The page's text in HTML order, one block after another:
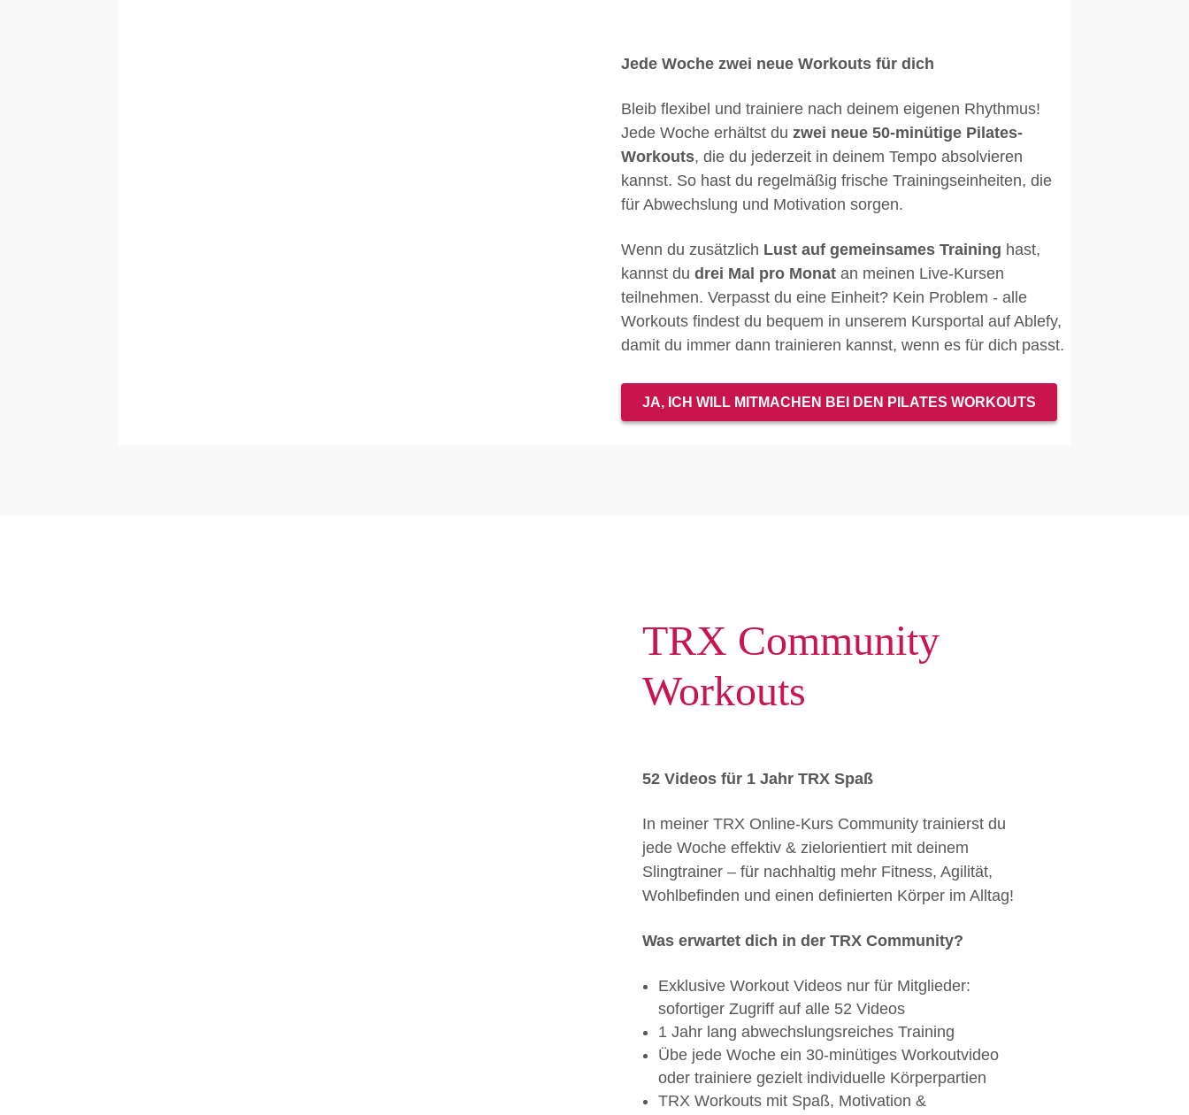
Jede Woche zwei neue Workouts für dich
Bleib flexibel und trainiere nach deinem eigenen Rhythmus!
Jede Woche erhältst du zwei neue 50-minütige Pilates-
Workouts, die du jederzeit in deinem Tempo absolvieren
kannst. So hast du regelmäßig frische Trainingseinheiten, die
für Abwechslung und Motivation sorgen.
Wenn du zusätzlich Lust auf gemeinsames Training hast,
kannst du drei Mal pro Monatan meinen Live-Kursen
teilnehmen. Verpasst du eine Einheit? Kein Problem - alle
Workouts findest du bequem in unserem Kursportal auf Ablefy,
damit du immer dann trainieren kannst, wenn es für dich passt.
JA, ICH WILL MITMACHEN BEI DEN PILATES WORKOUTS
TRX Community
Workouts
52 Videos für 1 Jahr TRX Spaß
In meiner TRX Online-Kurs Community trainierst du
jede Woche effektiv & zielorientiert mit deinem
Slingtrainer – für nachhaltig mehr Fitness, Agilität,
Wohlbefinden und einen definierten Körper im Alltag!
Was erwartet dich in der TRX Community?
Exklusive Workout Videos nur für Mitglieder:
sofortiger Zugriff auf alle 52 Videos
1 Jahr lang abwechslungsreiches Training
Übe jede Woche ein 30-minütiges Workoutvideo
oder trainiere gezielt individuelle Körperpartien
TRX Workouts mit Spaß, Motivation &